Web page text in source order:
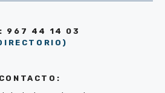
967 44 14 03
CONTACTO: